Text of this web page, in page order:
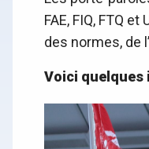
FAE, FIQ, FTQ
des normes, de
Voici quelques